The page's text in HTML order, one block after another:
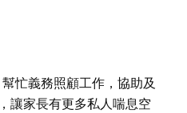
忙義務照顧工作，協助及
讓家長有更多私人喘息空